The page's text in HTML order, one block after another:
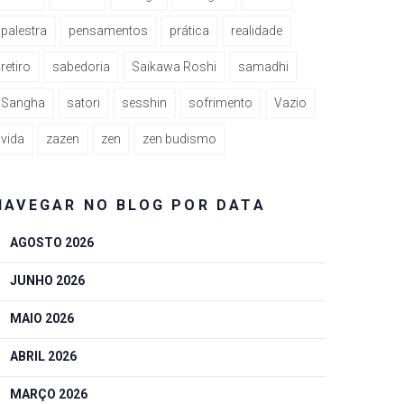
palestra pensamentos prática realidade
retiro sabedoria Saikawa Roshi samadhi
Sangha satori sesshin sofrimento Vazio
vida zazen zen zen budismo
NO BLOG POR DATA
AGOSTO 2026
JUNHO 2026
MAIO 2026
ABRIL 2026
MARÇO 2026